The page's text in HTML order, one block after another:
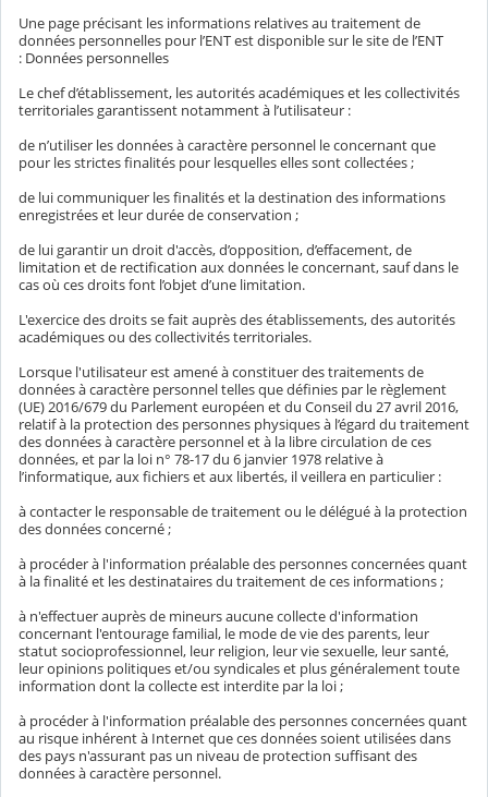
Une page précisant les informations relatives au traitement de
données personnelles pour l’ENT est disponible sur le site de l’ENT
: Données personnelles
Le chef d’établissement, les autorités académiques et les collectivités
territoriales garantissent notamment à l’utilisateur :
de n’utiliser les données à caractère personnel le concernant que
pour les strictes finalités pour lesquelles elles sont collectées ;
de lui communiquer les finalités et la destination des informations
enregistrées et leur durée de conservation ;
de lui garantir un droit d'accès, d’opposition, d’effacement, de
limitation et de rectification aux données le concernant, sauf dans le
cas où ces droits font l’objet d’une limitation.
L'exercice des droits se fait auprès des établissements, des autorités
académiques ou des collectivités territoriales.
Lorsque l'utilisateur est amené à constituer des traitements de
données à caractère personnel telles que définies par le règlement
(UE) 2016/679 du Parlement européen et du Conseil du 27 avril 2016,
relatif à la protection des personnes physiques à l’égard du traitement
des données à caractère personnel et à la libre circulation de ces
données, et par la loi n° 78-17 du 6 janvier 1978 relative à
l’informatique, aux fichiers et aux libertés, il veillera en particulier :
à contacter le responsable de traitement ou le délégué à la protection
des données concerné ;
à procéder à l'information préalable des personnes concernées quant
à la finalité et les destinataires du traitement de ces informations ;
à n'effectuer auprès de mineurs aucune collecte d'information
concernant l'entourage familial, le mode de vie des parents, leur
statut socioprofessionnel, leur religion, leur vie sexuelle, leur santé,
leur opinions politiques et/ou syndicales et plus généralement toute
information dont la collecte est interdite par la loi ;
à procéder à l'information préalable des personnes concernées quant
au risque inhérent à Internet que ces données soient utilisées dans
des pays n'assurant pas un niveau de protection suffisant des
données à caractère personnel.